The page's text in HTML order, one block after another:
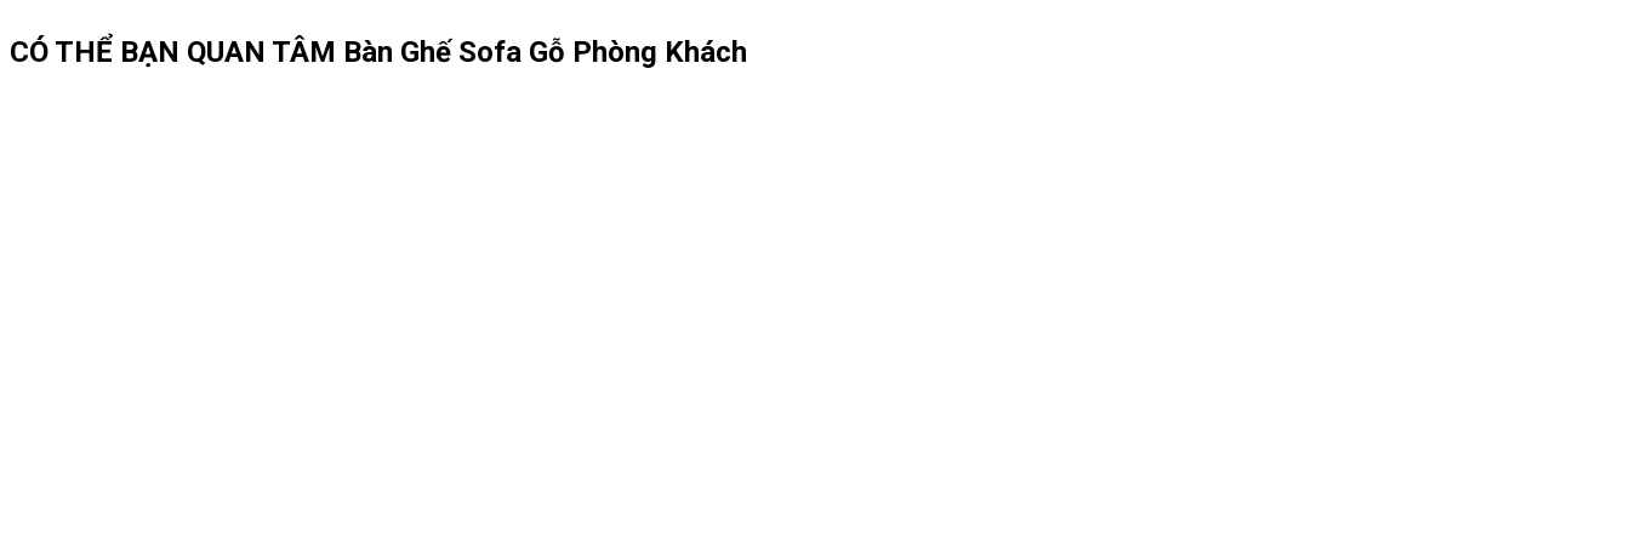
CÓ THỂ BẠN QUAN TÂM Bàn Ghế Sofa Gỗ Phòng Khách